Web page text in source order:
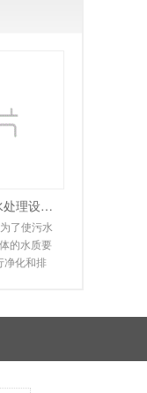
电伴热带和绝缘在污水处理设备中的应用
了使污水
的水质要
净化和排